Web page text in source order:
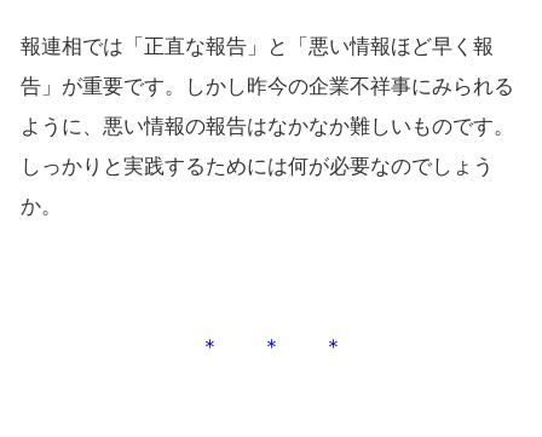
報連相では「正直な報告」と「悪い情報ほど早く報
告」が重要です。しかし昨今の企業不祥事にみられる
ように、悪い情報の報告はなかなか難しいものです。
しっかりと実践するためには何が必要なのでしょう
か。
＊ ＊ ＊